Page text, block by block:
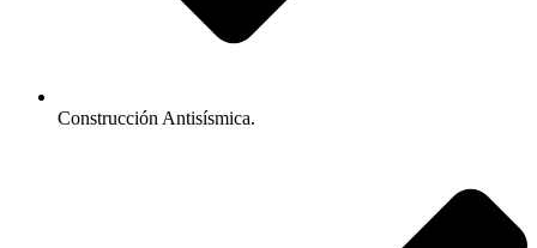
Construcción Antisísmica.